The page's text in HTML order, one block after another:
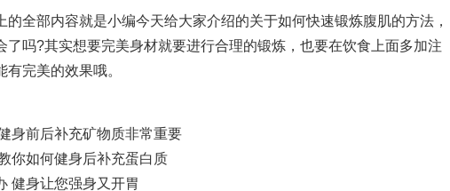
的全部内容就是小编今天给大家介绍的关于如何快速锻炼腹肌的方法，
了吗?其实想要完美身材就要进行合理的锻炼，也要在饮食上面多加注
完美的效果哦。
身前后补充矿物质非常重要
你如何健身后补充蛋白质
健身让您强身又开胃